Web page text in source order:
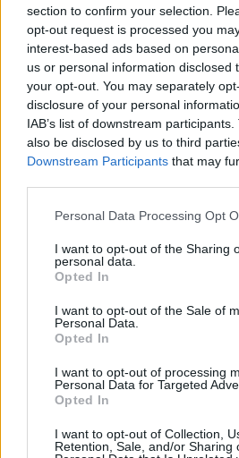
section to confirm your selection.
opt-out request is processed you
interest-based ads based on
us or personal information disclosed
your opt-out. You may separately
disclosure of your personal
IAB’s list of downstream
also be disclosed by us to third
Downstream Participants that may
Please note that this website/app
not limited to your visit or usage
grant or deny consent to Google and
use your data for below specified
consent section.
Personal Data Processing Opt
I want to opt-out of the Sharing
personal data.
Opted In
I want to opt-out of the Sale of
Personal Data.
Opted In
I want to opt-out of processing
Personal Data for Targeted
Opted In
I want to opt-out of Collection,
Retention, Sale, and/or Sharing
Borászok Borásza 2025-ös
www.aborkonferencia.hu
követhető a program
minden egyéb részlet és
megtalálható.2024.
Early Bird áron lehet
Címlapfotó: Borkonferencia